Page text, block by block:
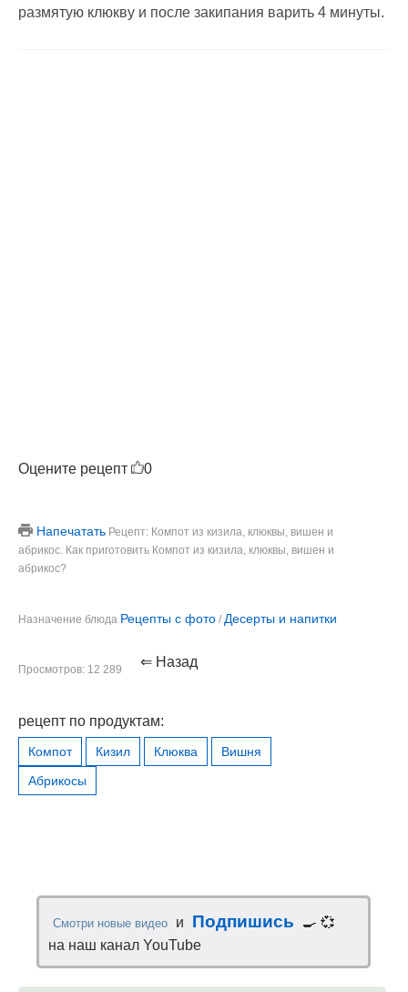
размятую клюкву и после закипания варить 4 минуты.
Оцените рецепт 0
Напечатать Рецепт: Компот из кизила, клюквы, вишен и
абрикос. Как приготовить Компот из кизила, клюквы, вишен и
абрикос?
Назначение блюда Рецепты с фото / Десерты и напитки
Просмотров: 12 289 ⇐ Назад
рецепт по продуктам:
Компот Кизил Клюква
Вишня
Абрикосы
Смотри новые видео и Подпишись
🍳 💞
на наш канал YouTube